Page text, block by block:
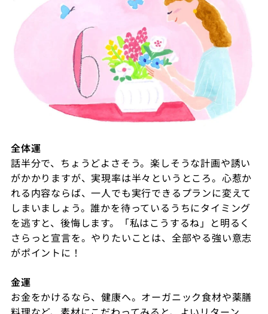
全体運
話半分で、ちょうどよさそう。楽しそうな計画や誘い
がかかりますが、実現率は半々というところ。心惹か
れる内容ならば、一人でも実行できるプランに変えて
しまいましょう。誰かを待っているうちにタイミング
を逃すと、後悔します。「私はこうするね」と明るく
さらっと宣言を。やりたいことは、全部やる強い意志
がポイントに！
金運
お金をかけるなら、健康へ。オーガニック食材や薬膳